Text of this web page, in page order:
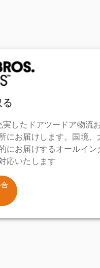
実したドアツードア物流
にお届けします。国境
にお届けするオールイ
応いたします